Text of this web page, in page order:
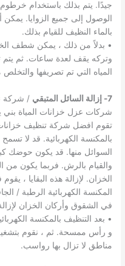
جيدًا. يتم بذلك باستخدام
الوصول إلى جميع الزوايا.
بالماء النظيف للقيام بذلك.
• بدلاً من ذلك ، يمكن شطف
وتركه يقف لعدة ساعات. ثم
المياه التي تم تصريفها والتخلص
7- إزالة السائل المتبقي
/ شركة
شركات عزل خزانات المياة
تقوم افضل شركة تنظيف خزانات
بالمكنسة الكهربائية. قد لا
السوائل منها. قد يكون حوضك
والقيام بالرش. فربما يكون
الخزان. لإزالة هذه البقايا ،
المكنسة الكهربائية الرطبة /
في الشقوق وأركان الخزان
• بعد التنظيف بالمكنسة
و رأس ممسحة. ثم ، نقوم
مناطق لا تزال بها رواسب.